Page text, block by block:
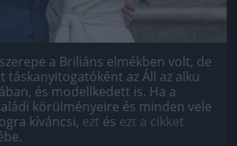
a Briliáns elmékben volt, de
táskanyitogatóként az Áll az alku
és modellkedett is. Ha a
körülményeire és minden vele
kíváncsi, ezt és ezt a cikket